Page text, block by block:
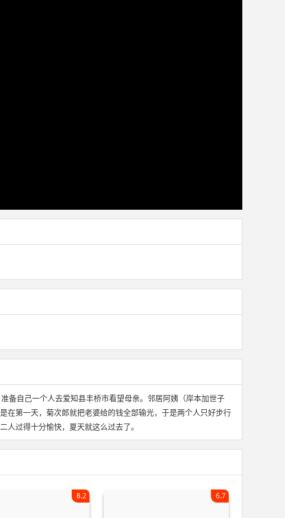
备自己一个人去爱知县丰桥市看望母亲。邻居阿姨（岸本加世子
在第一天，菊次郎就把老婆给的钱全部输光，于是两个人只好步行
过得十分愉快，夏天就这么过去了。
8.2 6.7